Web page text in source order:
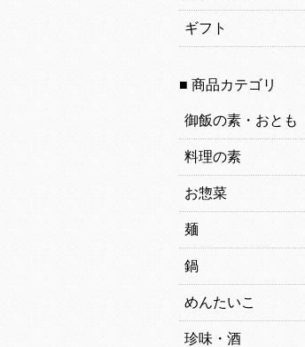
ギフト
■ 商品カテゴリ
御飯の素・おとも
料理の素
お惣菜
麺
鍋
めんたいこ
珍味・酒